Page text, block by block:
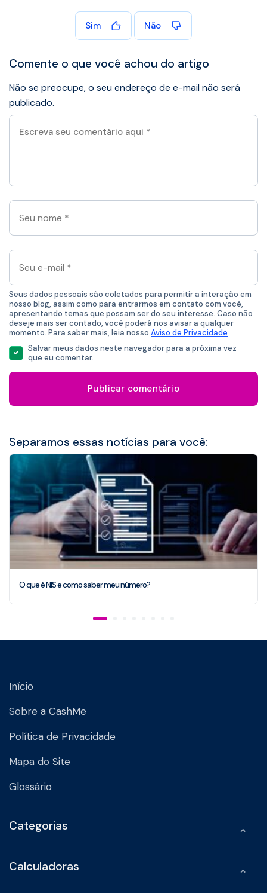
Sim Não
Comente o que você achou do artigo
Não se preocupe, o seu endereço de e-mail não será
publicado.
Escreva
seu
Seu
nome
*
Seu
e-
mail
*
Seus dados pessoais são coletados para permitir a interação em
nosso blog, assim como para entrarmos em contato com você,
apresentando temas que possam ser do seu interesse. Caso não
deseje mais ser contado, você poderá nos avisar a qualquer
momento. Para saber mais, leia nosso Aviso de Privacidade
Salvar meus dados neste navegador para a próxima vez
que eu comentar.
Separamos essas notícias para você:
O que é NIS e como saber meu número?
Início
Sobre a CashMe
Política de Privacidade
Mapa do Site
Glossário
Categorias
Calculadoras